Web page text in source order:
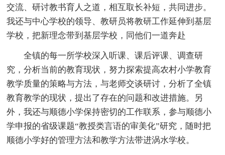
交流、研讨教书育人之道，相互取长补短，共同进步。
我还与中心学校的领导、教研员将教研工作延伸到基层
学校，把新理念带到基层学校，同他们一道奔赴
全镇的每一所学校深入听课、课后评课、调查研
究，分析当前的教育现状，努力探索提高农村小学教育
教学质量的策略与方法，与老师交谈研讨，分析了全镇
教育教学的现状，提出了存在的问题和改进措施。另
外，我还与顺德小学保持密切的工作联系，参与顺德小
学申报的省级课题“教授类言语的审美化”研究，随时把
顺德小学好的管理方法和教学方法带进涡水学校。